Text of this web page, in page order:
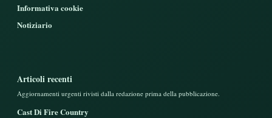
Informativa cookie
Notiziario
Articoli recenti
Aggiornamenti urgenti rivisti dalla redazione prima della pubblicazione.
Cast Di Fire Country